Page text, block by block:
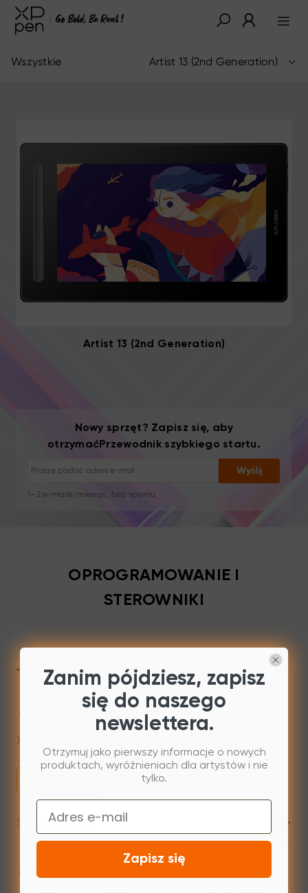
Wszystkie Artist 13 (2nd Generation)
Artist 13 (2nd Generation)
Nowy sprzęt? Zapisz się, aby
otrzymaćPrzewodnik szybkiego startu.
Wyślij
Samouczki rysunkowe
Porady i rozwiązywanie problemów
1–2 e-maile/miesiąc, bez spamu
Twój e-mail jest używany wyłącznie do wysyłki żądanych treści
Rezygnacja z subskrypcji: jednym kliknięciem
OPROGRAMOWANIE I
STEROWNIKI
Mac 10.13 or newer
XPPenMac_4.0.18_260723
Jul 31,2026 AM 10:11
Starsza wersja +
Zanim pójdziesz, zapisz
się do naszego
newslettera.
Otrzymuj jako pierwszy informacje o nowych
produktach, wyróżnieniach dla artystów i nie
tylko.
Email
Zapisz się